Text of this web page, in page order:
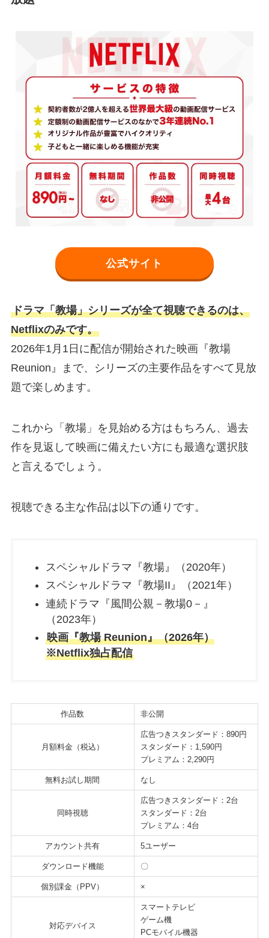
Amazonプライ
公式サイト
有料レンタル 有料レンタル
U-NEXT
公式サイト
Hulu
公式サイト
公式サイト
ドラマ「教場」シリーズが全て視聴できるのは、
Netflixのみです。
2026年1月1日に配信が開始された映画『教場
Reunion』まで、シリーズの主要作品をすべて見放
題で楽しめます。
これから「教場」を見始める方はもちろん、過去
作を見返して映画に備えたい方にも最適な選択肢
と言えるでしょう。
視聴できる主な作品は以下の通りです。
スペシャルドラマ『教場』（2020年）
スペシャルドラマ『教場II』（2021年）
連続ドラマ『風間公親－教場0－』
（2023年）
映画『教場 Reunion』（2026年）
※Netflix独占配信
作品数 非公開
月額料金（税込）
広告つきスタンダード：890円
スタンダード：1,590円
プレミアム：2,290円
無料お試し期間 なし
同時視聴
広告つきスタンダード：2台
スタンダード：2台
プレミアム：4台
アカウント共有 5ユーザー
ダウンロード機能 〇
個別課金（PPV） ×
対応デバイス
スマートテレビ
ゲーム機
PCモバイル機器